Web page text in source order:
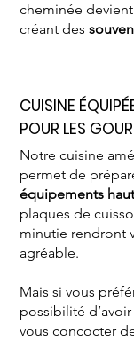
cheminée
créant des
CUISINE
POUR LES
Notre cuisine
permet de
équipements
plaques de
minutie rendront
agréable.
Mais si vous
possibilité
vous concocter